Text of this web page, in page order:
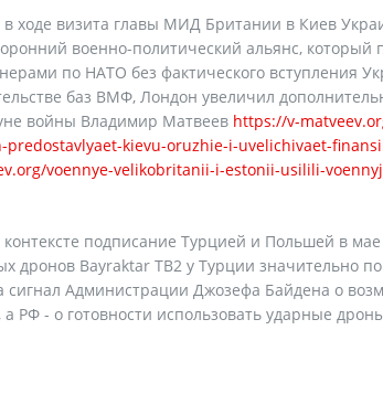
ходе визита главы МИД Британии в Киев
военно-политический альянс,
по НАТО без фактического вступления
баз ВМФ, Лондон увеличил
войны Владимир Матвеев https://v-
predostavlyaet-kievu-oruzhie-i-uvelichivaet-
voennye-velikobritanii-i-estonii-usilili-
контексте подписание Турцией и Польшей в
дронов Bayraktar TB2 у Турции значительно
сигнал Администрации Джозефа Байдена о
а РФ - о готовности использовать ударные